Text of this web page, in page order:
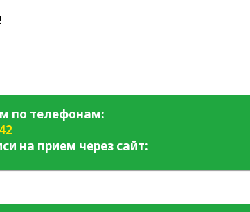
по телефонам:
на прием через сайт: